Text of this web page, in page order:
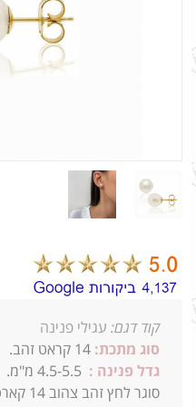
קוד דגם: עגילי פנינה
סוג מתכת: 14 קראט זהב.
גדל פנינה : 4.5-5.5 מ"מ.
סוגר לחץ זהב צהוב 14 קארט